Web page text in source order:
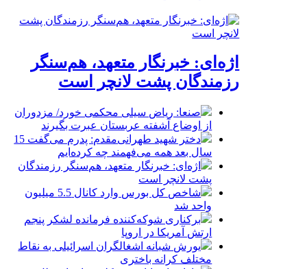
اژه‌ای: خبرنگار متعهد، هم‌سنگر
رزمندگان پشت لانچر است
صنعا: ریاض سیلی محکمی خورد/ مزدوران
از اوضاع آشفته عربستان عبرت بگیرند
دختر شهید طهرانی‌مقدم: پدرم می‌گفت 15
سال بعد همه می‌فهمند چه کرده‌ایم
اژه‌ای: خبرنگار متعهد، هم‌سنگر رزمندگان
پشت لانچر است
شاخص کل بورس وارد کانال 5.5 میلیون
واحد شد
برکناری شوکه‌کننده فرمانده لشکر پنجم
ارتش آمریکا در اروپا
یورش شبانه اشغالگران اسرائیلی به نقاط
مختلف کرانه باختری